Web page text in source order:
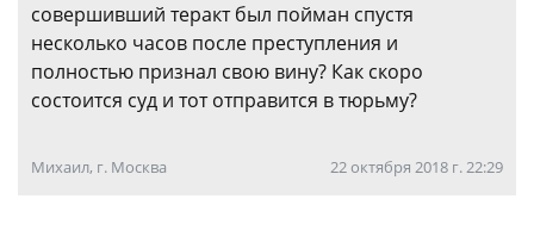
совершивший теракт был пойман спустя
несколько часов после преступления и
полностью признал свою вину? Как скоро
состоится суд и тот отправится в тюрьму?
Михаил, г. Москва 22 октября 2018 г. 22:29